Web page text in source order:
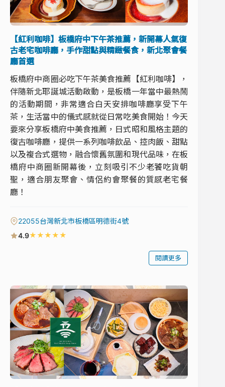
【紅利咖啡】板橋府中下午茶推薦，新開幕人氣復
古老宅咖啡廳，手作甜點與精緻餐食，新北聚會餐
廳首選
板橋府中商圈必吃下午茶美食推薦【紅利咖啡】，
伴隨新北耶誕城活動啟動，是板橋一年當中最熱鬧
的活動期間，非常適合白天安排咖啡廳享受下午
茶，生活當中的儀式感就從日常吃美食開始！今天
要來分享板橋府中美食推薦，日式昭和風格主題的
復古咖啡廳，提供一系列咖啡飲品、控肉飯、甜點
以及複合式選物，融合懷舊氛圍和現代品味，在板
橋府中商圈新開幕後，立刻吸引不少老饕吃貨朝
聖，適合朋友聚會、情侶約會聚餐的質感老宅餐
廳！
22055台灣新北市板橋區明德街4號
4.9★★★★★
閱讀更多